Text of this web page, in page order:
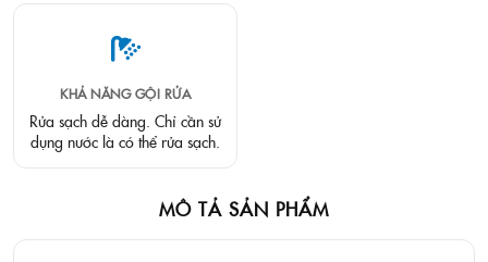
KHẢ NĂNG GỘI RỬA
Rửa sạch dễ dàng. Chỉ cần sử
dụng nước là có thể rửa sạch.
MÔ TẢ SẢN PHẨM